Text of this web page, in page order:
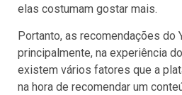
elas costumam gostar mais.
Portanto, as recomendações do
principalmente, na experiência
existem vários fatores que a
na hora de recomendar um